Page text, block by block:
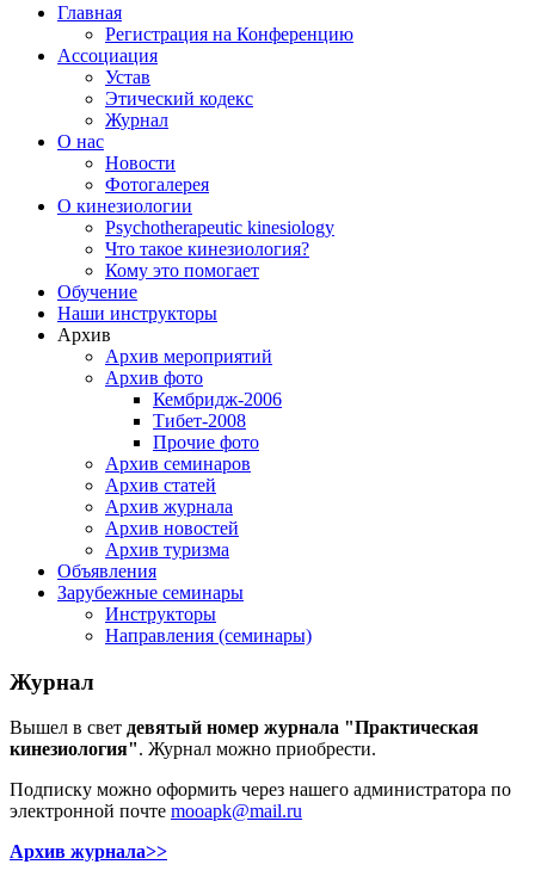
Главная
Регистрация на Конференцию
Ассоциация
Устав
Этический кодекс
Журнал
О нас
Новости
Фотогалерея
О кинезиологии
Psychotherapeutic kinesiology
Что такое кинезиология?
Кому это помогает
Обучение
Наши инструкторы
Архив
Архив мероприятий
Архив фото
Кембридж-2006
Тибет-2008
Прочие фото
Архив семинаров
Архив статей
Архив журнала
Архив новостей
Архив туризма
Объявления
Зарубежные семинары
Инструкторы
Направления (семинары)
Журнал
Вышел в свет девятый номер журнала "Практическая
кинезиология". Журнал можно приобрести.
Подписку можно оформить через нашего администратора по
электронной почте mooapk@mail.ru
Архив журнала>>